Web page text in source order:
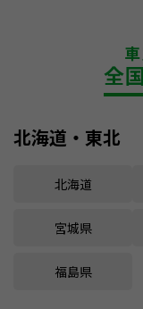
全
北海道・東北
北海道
宮城県
福島県